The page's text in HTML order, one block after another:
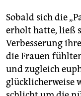
Sobald sich die
erholt hatte, ließ
Verbesserung
die Frauen
und zugleich
glücklicherweise